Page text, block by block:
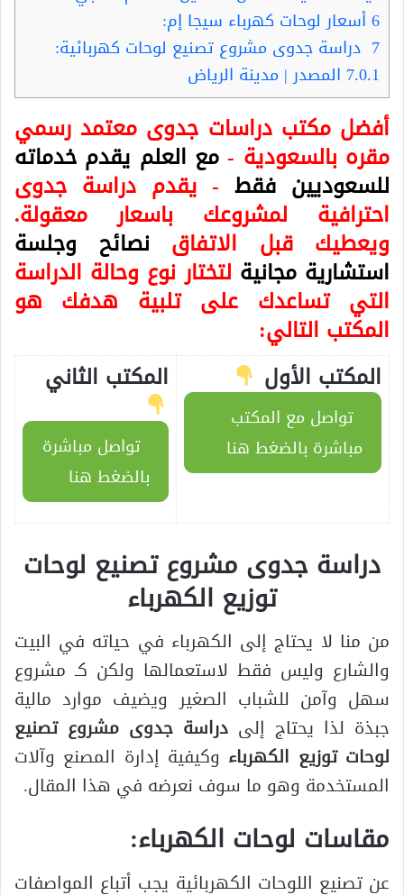
6أسعار لوحات كهرباء سيجا إم:
7 دراسة جدوى مشروع تصنيع لوحات كهربائية:
7.0.1 المصدر | مدينة الرياض
أفضل مكتب دراسات جدوى معتمد رسمي
مقره بالسعودية - مع العلم يقدم خدماته
للسعوديين فقط- يقدم دراسة جدوى
احترافية لمشروعك باسعار معقولة.
ويعطيك قبل الاتفاق نصائح وجلسة
استشارية مجانية لتختار نوع وحالة الدراسة
التي تساعدك على تلبية هدفك هو
المكتب التالي:
المكتب الأول
تواصل مع المكتب
مباشرة بالضغط هنا
المكتب الثاني
تواصل مباشرة
بالضغط هنا
دراسة جدوى مشروع تصنيع لوحات
توزيع الكهرباء
من منا لا يحتاج إلى الكهرباء في حياته في البيت
والشارع وليس فقط لاستعمالها ولكن كـ مشروع
سهل وآمن للشباب الصغير ويضيف موارد مالية
جبذة لذا يحتاج إلى دراسة جدوى مشروع تصنيع
لوحات توزيع الكهرباء وكيفية إدارة المصنع وآلات
المستخدمة وهو ما سوف نعرضه في هذا المقال.
مقاسات لوحات الكهرباء:
عن تصنيع اللوحات الكهربائية يجب أتباع المواصفات